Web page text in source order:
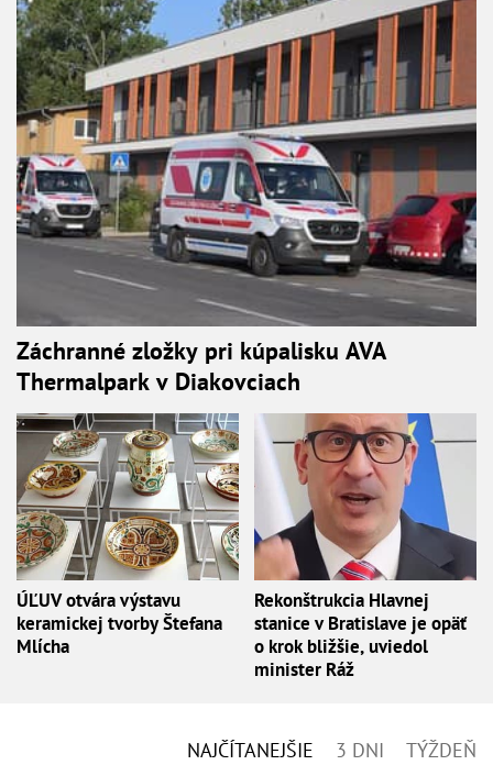
Záchranné zložky pri kúpalisku AVA
Thermalpark v Diakovciach
ÚĽUV otvára výstavu
keramickej tvorby Štefana
Mlícha
Rekonštrukcia Hlavnej
stanice v Bratislave je opäť
o krok bližšie, uviedol
minister Ráž
NAJČÍTANEJŠIE 3 DNI TÝŽDEŇ